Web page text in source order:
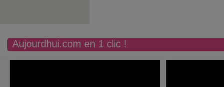
Aujourdhui.com en 1 clic !